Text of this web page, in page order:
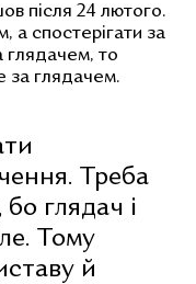
після 24 лютого.
а спостерігати за
глядачем, то
за глядачем.
Треба
глядач і
Тому
й